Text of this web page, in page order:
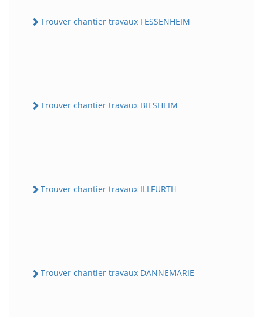
Trouver chantier travaux FESSENHEIM
Trouver chantier travaux BIESHEIM
Trouver chantier travaux ILLFURTH
Trouver chantier travaux DANNEMARIE